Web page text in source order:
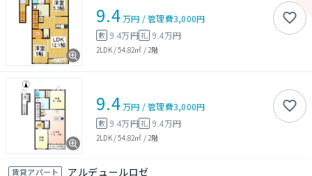
9.4万円 /管理費3,000円
敷 9.4万円礼 9.4万円
2LDK/54.82㎡ / 2階
9.4万円 /管理費3,000円
敷 9.4万円礼 9.4万円
2LDK/54.82㎡ / 2階
賃貸アパート アルデュールロゼ